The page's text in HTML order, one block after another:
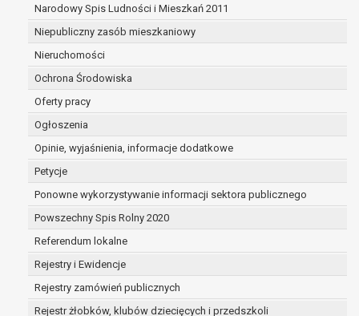
Narodowy Spis Ludności i Mieszkań 2011
Niepubliczny zasób mieszkaniowy
Nieruchomości
Ochrona Środowiska
Oferty pracy
Ogłoszenia
Opinie, wyjaśnienia, informacje dodatkowe
Petycje
Ponowne wykorzystywanie informacji sektora publicznego
Powszechny Spis Rolny 2020
Referendum lokalne
Rejestry i Ewidencje
Rejestry zamówień publicznych
Rejestr żłobków, klubów dziecięcych i przedszkoli
administratora danych osobowych przysługuje
Pani/Panu:
prawo dostępu do treści danych oraz
otrzymywania ich kopii na podstawie art. 15
RODO;
podstawie art. 16 RODO,
dane są nieprawidłowe lub
prawo do żądania usunięcia danych
osobowych (tzw. prawo do bycia
zapomnianym) na podstawie art. 17 RODO,
w przypadku gdy:
dane nie są już niezbędne do celów,
dla których były zebrane lub w inny
sposób przetwarzane,
osoba, której dane dotyczą, wniosła